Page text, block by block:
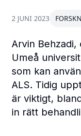
2 JUNI 2023
Arvin
Umeå
som kan
ALS. Tidig
är viktigt,
in rätt